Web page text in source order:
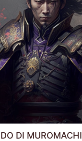
DI MUROMACHI